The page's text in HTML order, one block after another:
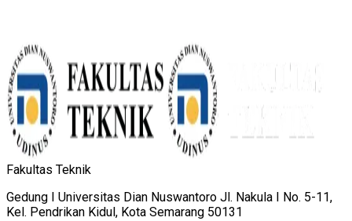
Fakultas Teknik
Gedung I Universitas Dian Nuswantoro Jl. Nakula I No. 5-11,
Kel. Pendrikan Kidul, Kota Semarang 50131